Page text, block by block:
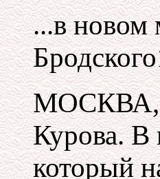
...в новом
МОСКВА,
Курова. В
который